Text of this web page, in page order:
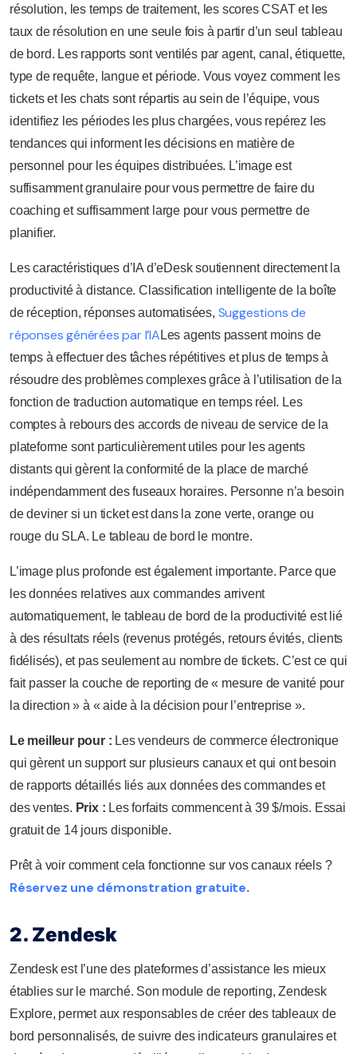
résolution, les temps de traitement, les scores CSAT et les
taux de résolution en une seule fois à partir d’un seul tableau
de bord. Les rapports sont ventilés par agent, canal, étiquette,
type de requête, langue et période. Vous voyez comment les
tickets et les chats sont répartis au sein de l’équipe, vous
identifiez les périodes les plus chargées, vous repérez les
tendances qui informent les décisions en matière de
personnel pour les équipes distribuées. L’image est
suffisamment granulaire pour vous permettre de faire du
coaching et suffisamment large pour vous permettre de
planifier.
Les caractéristiques d’IA d’eDesk soutiennent directement la
productivité à distance. Classification intelligente de la boîte
de réception, réponses automatisées, Suggestions de
réponses générées par l’IA Les agents passent moins de
temps à effectuer des tâches répétitives et plus de temps à
résoudre des problèmes complexes grâce à l’utilisation de la
fonction de traduction automatique en temps réel. Les
comptes à rebours des accords de niveau de service de la
plateforme sont particulièrement utiles pour les agents
distants qui gèrent la conformité de la place de marché
indépendamment des fuseaux horaires. Personne n’a besoin
de deviner si un ticket est dans la zone verte, orange ou
rouge du SLA. Le tableau de bord le montre.
L’image plus profonde est également importante. Parce que
les données relatives aux commandes arrivent
automatiquement, le tableau de bord de la productivité est lié
à des résultats réels (revenus protégés, retours évités, clients
fidélisés), et pas seulement au nombre de tickets. C’est ce qui
fait passer la couche de reporting de « mesure de vanité pour
la direction » à « aide à la décision pour l’entreprise ».
Le meilleur pour : Les vendeurs de commerce électronique
qui gèrent un support sur plusieurs canaux et qui ont besoin
de rapports détaillés liés aux données des commandes et
des ventes. Prix : Les forfaits commencent à 39 $/mois. Essai
gratuit de 14 jours disponible.
Prêt à voir comment cela fonctionne sur vos canaux réels ?
Réservez une démonstration gratuite.
2. Zendesk
Zendesk est l’une des plateformes d’assistance les mieux
établies sur le marché. Son module de reporting, Zendesk
Explore, permet aux responsables de créer des tableaux de
bord personnalisés, de suivre des indicateurs granulaires et